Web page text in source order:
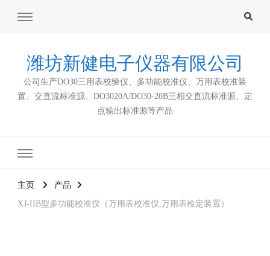
潍坊新健电子仪器有限公司
公司生产DO30三用表校验仪、多功能校准仪、万用表校准装
置、交直流标准源、DO3020A/DO30-20B三相交直流标准源、定
点输出标准源等产品
主页 产品
XJ-IIB型多功能校准仪（万用表校准仪,万用表检定装置）